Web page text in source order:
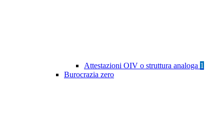
Attestazioni OIV o struttura analoga 1
Burocrazia zero